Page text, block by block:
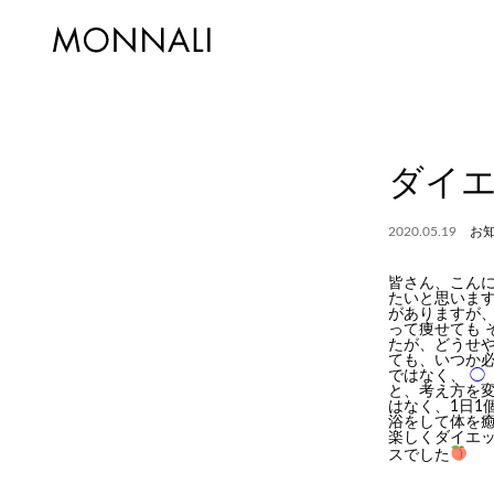
ダイ
2020.05.19 お
皆さん、こん
たいと思いま
がありますが
って痩せても
たが、どうせ
ても、いつ
ではなく、 ◯
と、考え方を
はなく、1日1
浴をして体を
楽しくダイエ
スでした